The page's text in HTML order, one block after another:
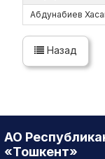
Абдунабиев
Назад
АО
«Тошкент»